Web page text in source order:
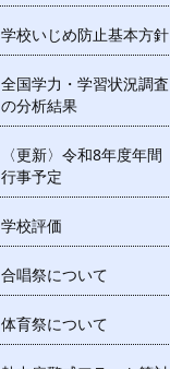
学校いじめ防止基本方針
全国学力・学習状況調査
の分析結果
〈更新〉令和8年度年間
行事予定
学校評価
合唱祭について
体育祭について